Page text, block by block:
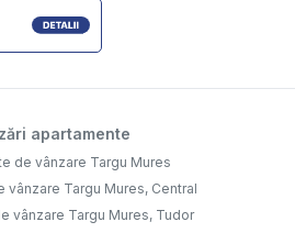
apartamente
de vânzare Targu Mures
vânzare Targu Mures, Central
vânzare Targu Mures, Tudor